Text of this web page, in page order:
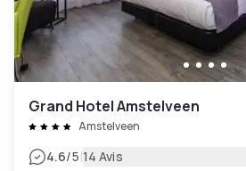
Grand Hotel Amstelveen
Amstelveen
4.6/5|14 Avis